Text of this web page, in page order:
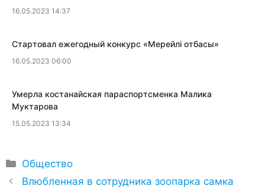
16.05.2023 14:37
​Стартовал ежегодный конкурс «Мерейлi отбасы»
16.05.2023 06:00
​Умерла костанайская параспортсменка Малика
Муктарова
15.05.2023 13:34
Рубрики
Общество
Влюбленная в сотрудника зоопарка самка